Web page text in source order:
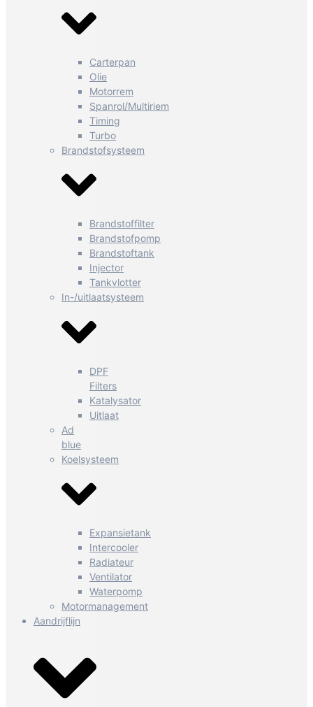
Carterpan
Olie
Motorrem
Spanrol/Multiriem
Timing
Turbo
Brandstofsysteem
Brandstoffilter
Brandstofpomp
Brandstoftank
Injector
Tankvlotter
In-/uitlaatsysteem
DPF
Filters
Katalysator
Uitlaat
Ad
blue
Koelsysteem
Expansietank
Intercooler
Radiateur
Ventilator
Waterpomp
Motormanagement
Aandrijflijn